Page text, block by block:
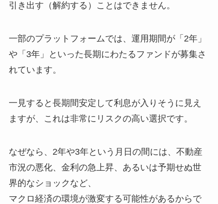
引き出す（解約する）ことはできません。
一部のプラットフォームでは、運用期間が「2年」
や「3年」といった長期にわたるファンドが募集さ
れています。
一見すると長期間安定して利息が入りそうに見え
ますが、これは非常にリスクの高い選択です。
なぜなら、2年や3年という月日の間には、不動産
市況の悪化、金利の急上昇、あるいは予期せぬ世
界的なショックなど、
マクロ経済の環境が激変する可能性があるからで